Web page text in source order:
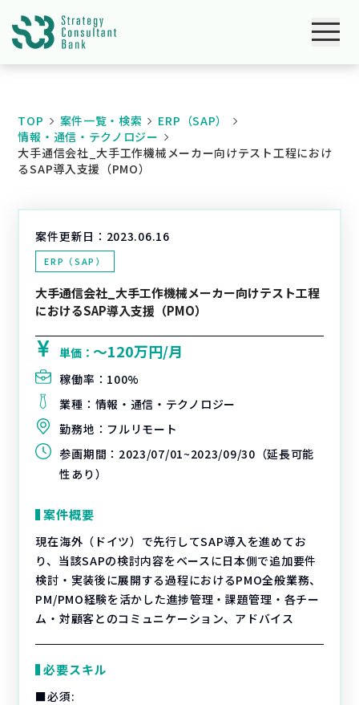
TOP 案件一覧・検索
ERP（SAP）
情報・通信・テクノロジー
大手通信会社_大手工作機械メーカー向けテスト工程におけ
るSAP導入支援（PMO）
案件更新日： 2023.06.16
ERP（SAP）
大手通信会社_大手工作機械メーカー向けテスト工程
におけるSAP導入支援（PMO）
単価：〜120万円/月
稼働率： 100%
業種： 情報・通信・テクノロジー
勤務地： フルリモート
参画期間： 2023/07/01~2023/09/30（延長可能
性あり）
案件概要
現在海外（ドイツ）で先行してSAP導入を進めてお
り、当該SAPの検討内容をベースに日本側で追加要件
検討・実装後に展開する過程におけるPMO全般業務、
PM/PMO経験を活かした進捗管理・課題管理・各チー
ム・対顧客とのコミュニケーション、アドバイス
必要スキル
■必須: